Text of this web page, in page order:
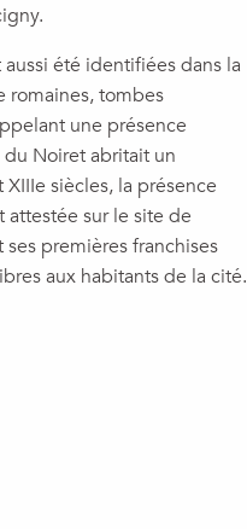
été identifiées dans la
romaines, tombes
une présence
Noiret abritait un
siècles, la présence
attestée sur le site de
premières franchises
aux habitants de la cité.